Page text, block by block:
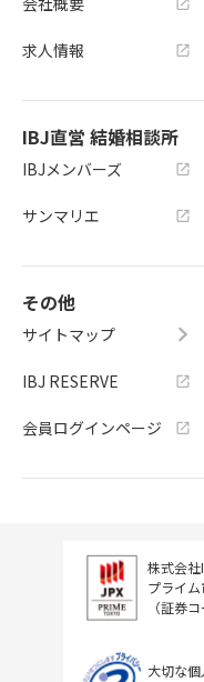
求人情報
IBJ直営 結婚相談所
IBJメンバーズ
サンマリエ
その他
サイトマップ
IBJ RESERVE
会員ログインページ
株式会
プライム
（証券
大切な